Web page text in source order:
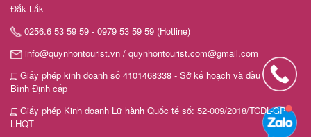
Đắk Lắk
0256.6 53 59 59 - 0979 53 59 59 (Hotline)
info@quynhontourist.vn / quynhontourist.com@gmail.com
Giấy phép kinh doanh số 4101468338 - Sở kế hoạch và đầu tư tỉnh
Bình Định cấp
Giấy phép Kinh doanh Lữ hành Quốc tế số: 52-009/2018/TCDL-GP
LHQT